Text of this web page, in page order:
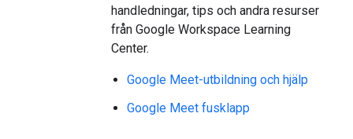
handledningar, tips och andra resurser
från Google Workspace Learning
Center.
Google Meet-utbildning och hjälp
Google Meet fusklapp